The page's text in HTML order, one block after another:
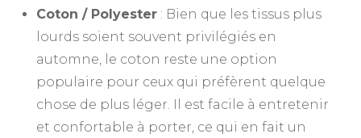
Coton / Polyester : Bien que les tissus plus
lourds soient souvent privilégiés en
automne, le coton reste une option
populaire pour ceux qui préfèrent quelque
chose de plus léger. Il est facile à entretenir
et confortable à porter, ce qui en fait un